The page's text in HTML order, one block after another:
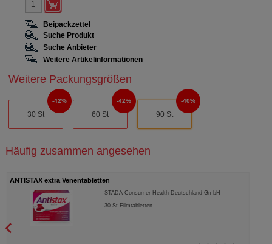
Beipackzettel
Suche Produkt
Suche Anbieter
Weitere Artikelinformationen
Weitere Packungsgrößen
30 St
42%
60 St
42%
90 St
40%
Häufig zusammen angesehen
ANTISTAX extra Venentabletten
STADA Consumer Health Deutschland GmbH
30St Filmtabletten